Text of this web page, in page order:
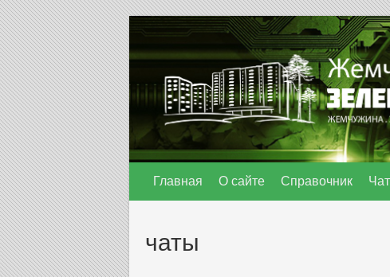
Главная О сайте Справочник
чаты